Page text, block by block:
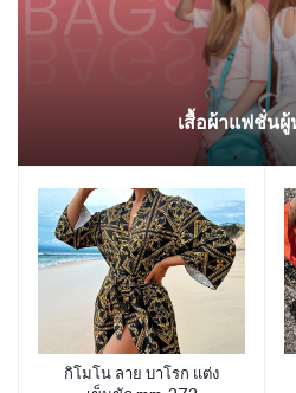
เสื้อผ้าแฟชั่น
หยิบใส่ตะกร้า
กิโมโน ลาย บาโรก แต่ง